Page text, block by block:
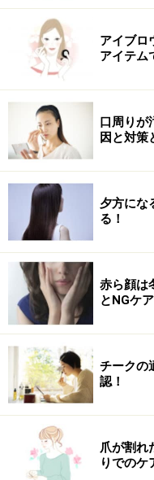
時間肌につけるもの
して納得のいくもの
あなたの肌タイ
日本人は大きく3つの
【3つの肌タイプの特徴
肌タイプ1：日焼け
人に多い）
肌タイプ3：日焼けす
が強い）
肌タイプにより、選
で、まずは、自分の
下記の項目当てはまる
一番、チェックが多い
肌タイプにあった紫外線
アイブロ
アイテム
口周りが
因と対策
夕方にな
る！
赤ら顔は
とNGケ
チークの
認！
爪が割れ
りでのケ